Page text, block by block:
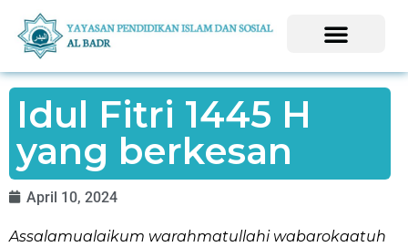
Idul Fitri 1445 H
yang berkesan
April 10, 2024
Assalamualaikum warahmatullahi wabarokaatuh